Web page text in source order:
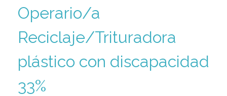
Operario/a
Reciclaje/Trituradora
plástico con discapacidad
33%